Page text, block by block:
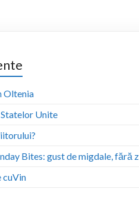
Oltenia
Unite
Bites: gust de migdale, fără
cuVin